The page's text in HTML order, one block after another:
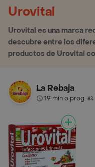
Urovital
Urovital es una marca
descubre entre los
productos de Urovital
La Rebaja
19 min o prog.•